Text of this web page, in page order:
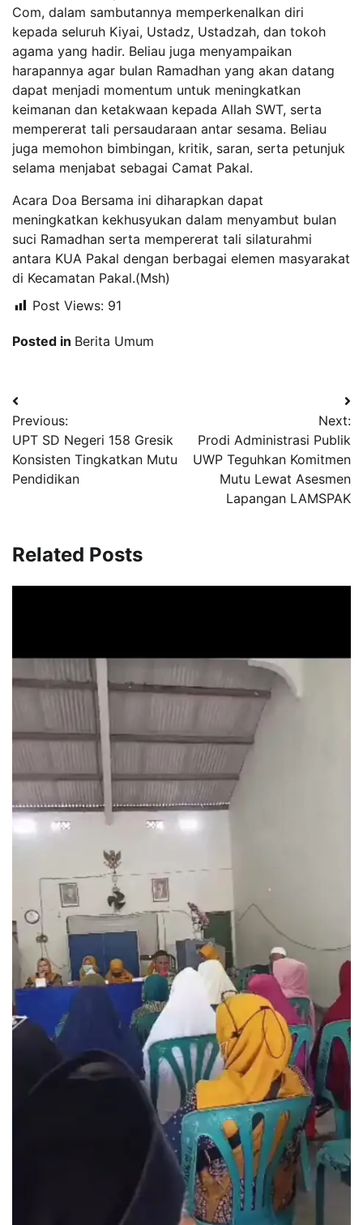
Com, dalam sambutannya memperkenalkan diri
kepada seluruh Kiyai, Ustadz, Ustadzah, dan tokoh
agama yang hadir. Beliau juga menyampaikan
harapannya agar bulan Ramadhan yang akan datang
dapat menjadi momentum untuk meningkatkan
keimanan dan ketakwaan kepada Allah SWT, serta
mempererat tali persaudaraan antar sesama. Beliau
juga memohon bimbingan, kritik, saran, serta petunjuk
selama menjabat sebagai Camat Pakal.
Acara Doa Bersama ini diharapkan dapat
meningkatkan kekhusyukan dalam menyambut bulan
suci Ramadhan serta mempererat tali silaturahmi
antara KUA Pakal dengan berbagai elemen masyarakat
di Kecamatan Pakal.(Msh)
Post Views: 91
Posted in Berita Umum
Navigasi
pos
Previous:
UPT SD Negeri 158 Gresik
Konsisten Tingkatkan Mutu
Pendidikan
Next:
Prodi Administrasi Publik
UWP Teguhkan Komitmen
Mutu Lewat Asesmen
Lapangan LAMSPAK
Related Posts